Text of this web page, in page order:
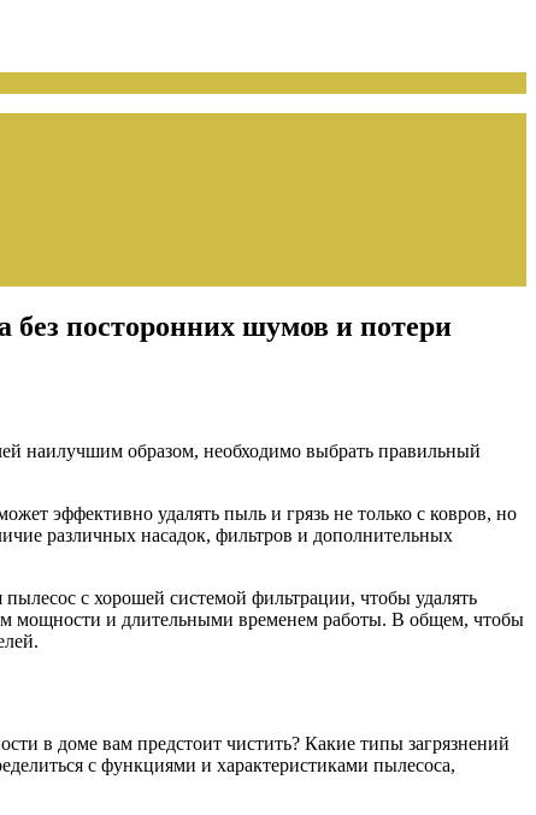
без посторонних шумов и потери
наилучшим образом, необходимо выбрать правильный
эффективно удалять пыль и грязь не только с ковров, но
различных насадок, фильтров и дополнительных
с хорошей системой фильтрации, чтобы удалять
мощности и длительными временем работы. В общем, чтобы
в доме вам предстоит чистить? Какие типы загрязнений
с функциями и характеристиками пылесоса,